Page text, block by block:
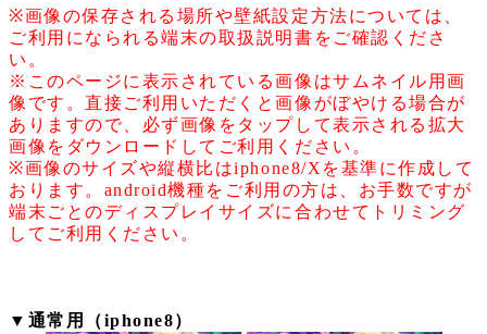
※画像の保存される場所や壁紙設定方法については、
ご利用になられる端末の取扱説明書をご確認くださ
い。
※ このページに表示されている画像はサムネイル用画
像です。直接ご利用いただくと画像がぼやける場合が
ありますので、必ず画像をタップして表示される拡大
画像をダウンロードしてご利用ください。
※画像のサイズや縦横比はiphone8/X を基準に作成して
おります。 android機種をご利用の方は、お手数ですが
端末ごとのディスプレイサイズに合わせてトリミング
してご利用ください。
▼ 通常用（iphone8）